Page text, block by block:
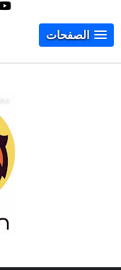
الصفحات